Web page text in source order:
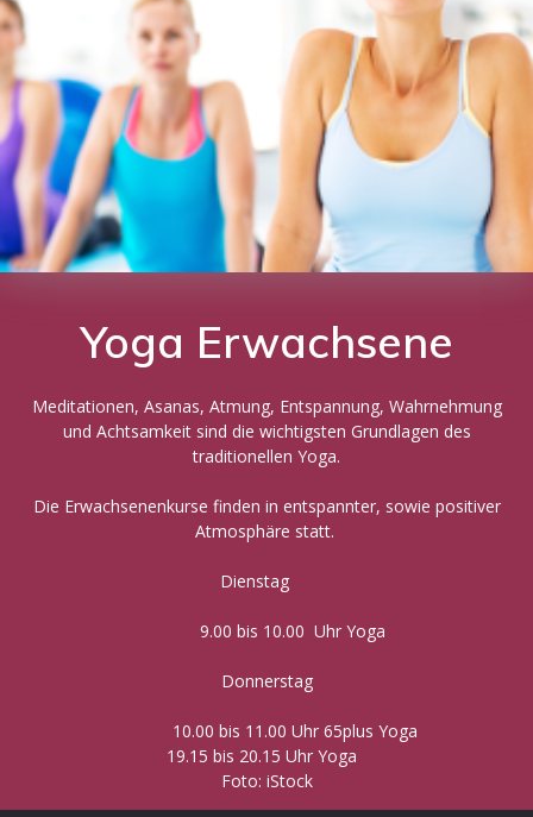
Yoga Erwachsene
Meditationen, Asanas, Atmung, Entspannung, Wahrnehmung
und Achtsamkeit sind die wichtigsten Grundlagen des
traditionellen Yoga.
Die Erwachsenenkurse finden in entspannter, sowie positiver
Atmosphäre statt.
Dienstag
9.00 bis 10.00 Uhr Yoga
Donnerstag
10.00 bis 11.00 Uhr 65plus Yoga
19.15 bis 20.15 Uhr Yoga
Foto: iStock